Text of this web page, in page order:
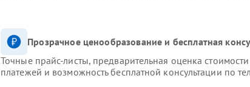
Прозрачное ценообразование и бесплатная
Точные прайс-листы, предварительная оценка
платежей и возможность бесплатной консультации по